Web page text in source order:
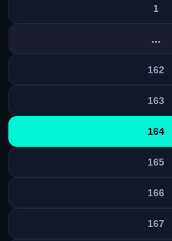
1
…
162
163
164
165
166
167